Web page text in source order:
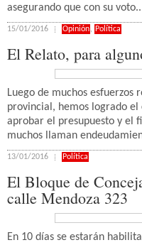
asegurando que con su
15/01/2016 Opinión, Política
El Relato, para
Luego de muchos esfuerzos
provincial, hemos logrado el
aprobar el presupuesto y el
muchos llaman
13/01/2016 Política
El Bloque de
calle Mendoza 323
En 10 días se estarán